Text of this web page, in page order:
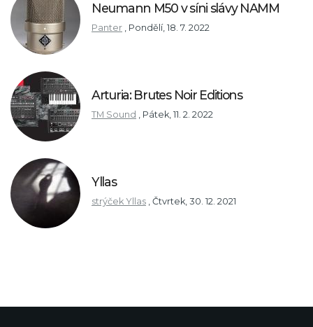
Neumann M50 v síni slávy NAMM
Panter Pondělí, 18. 7. 2022
Arturia: Brutes Noir Editions
TM Sound Pátek, 11. 2. 2022
Yllas
strýček Yllas Čtvrtek, 30. 12. 2021